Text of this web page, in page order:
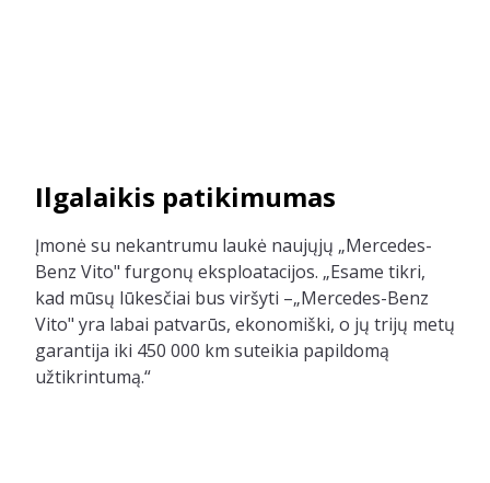
Ilgalaikis patikimumas
Įmonė su nekantrumu laukė naujųjų „Mercedes-
Benz Vito" furgonų eksploatacijos. „Esame tikri,
kad mūsų lūkesčiai bus viršyti –„Mercedes-Benz
Vito" yra labai patvarūs, ekonomiški, o jų trijų metų
garantija iki 450 000 km suteikia papildomą
užtikrintumą.“